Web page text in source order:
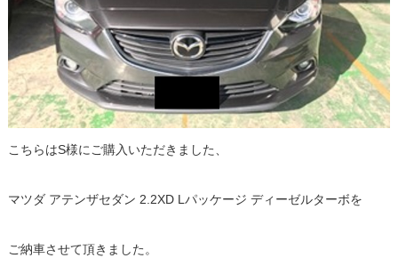
こちらはS様にご購入いただきました、
マツダ アテンザセダン 2.2XD Lパッケージ ディーゼルターボを
ご納車させて頂きました。